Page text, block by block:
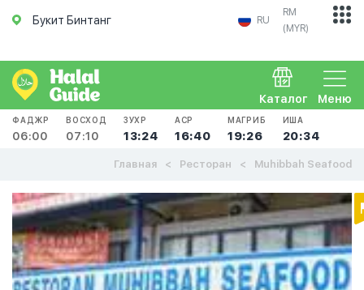
Букит Бинтанг RU
RM
(MYR)
Меню
Каталог
ФАДЖР
06:00
ВОСХОД
07:10
ЗУХР
13:24
АСР
16:40
МАГРИБ
19:26
ИША
20:34
Главная Ресторан Muhibbah Seafood